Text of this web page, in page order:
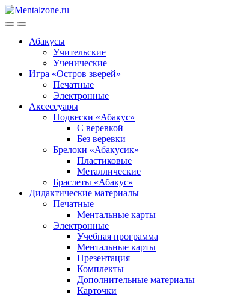
Skip
to
Skip
to
Абакусы
Учительские
Ученические
Игра «Остров зверей»
Печатные
Электронные
Аксессуары
Подвески «Абакус»
С веревкой
Без веревки
Брелоки «Абакусик»
Пластиковые
Металлические
Браслеты «Абакус»
Дидактические материалы
Печатные
Ментальные карты
Электронные
Учебная программа
Ментальные карты
Презентация
Комплекты
Дополнительные материалы
Карточки